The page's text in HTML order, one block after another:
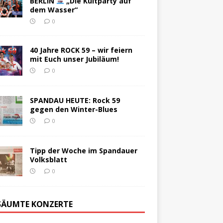
dem Wasser“
0
40 Jahre ROCK 59 – wir feiern
mit Euch unser Jubiläum!
0
SPANDAU HEUTE: Rock 59
gegen den Winter-Blues
0
Tipp der Woche im Spandauer
Volksblatt
0
KONZERTE